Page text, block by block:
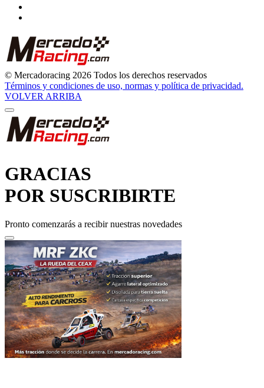
© Mercadoracing 2026 Todos los derechos reservados
Términos y condiciones de uso, normas y política de privacidad.
VOLVER ARRIBA
GRACIAS
POR SUSCRIBIRTE
Pronto comenzarás a recibir nuestras novedades